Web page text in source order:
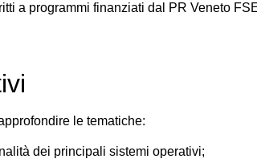
a programmi finanziati dal PR Veneto
le tematiche:
dei principali sistemi operativi;